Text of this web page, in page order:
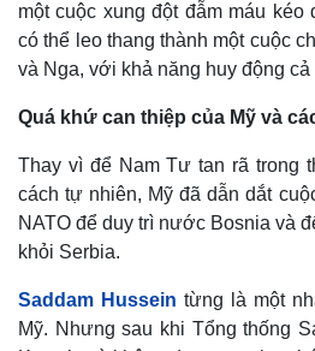
một cuộc xung đột đẫm máu kéo
có thể leo thang thành một cuộc
và Nga, với khả năng huy động cả
Quá khứ can thiệp của Mỹ và
Thay vì để Nam Tư tan rã trong
cách tự nhiên, Mỹ đã dẫn dắt
NATO để duy trì nước Bosnia và
khỏi Serbia.
Saddam Hussein từng là một
Mỹ. Nhưng sau khi Tổng thống